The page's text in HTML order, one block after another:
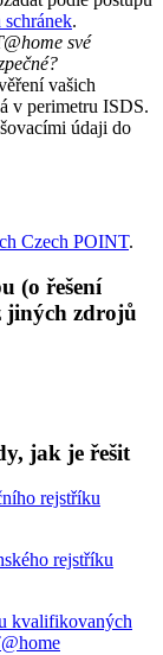
.
své
vašich
v perimetru ISDS.
údaji do
Czech POINT.
(o řešení
jiných zdrojů
jak je řešit
rejstříku
rejstříku
kvalifikovaných